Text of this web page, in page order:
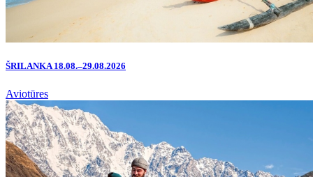
ŠRILANKA 18.08.–29.08.2026
Aviotūres